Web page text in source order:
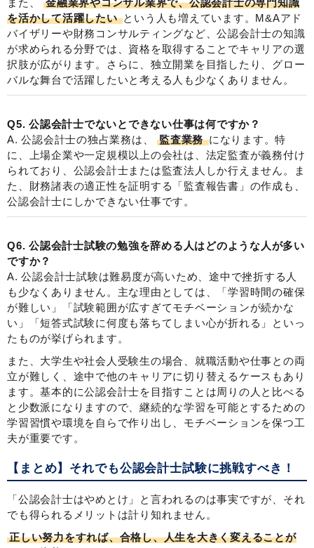
また、
金融業界やコンサル業界で、公認会計士の専門知識
を活かして活躍したい という人も増えています。M&Aアド
バイザリーや財務コンサルティングなど、公認会計士の知識
が求められる分野では、資格を取得することでキャリアの選
択肢が広がります。さらに、独立開業を目指したり、グロー
バルな舞台で活躍したいと考える人も少なくありません。
Q5. 公認会計士でないとできない仕事は何ですか？
A. 公認会計士の独占業務は、
監査業務になります。特
に、上場企業や一定規模以上の会社は、法定監査が義務付け
られており、公認会計士または監査法人しか行えません。ま
た、財務諸表の適正性を証明する「監査報告書」の作成も、
公認会計士にしかできない仕事です。
Q6. 公認会計士試験の勉強を辞める人はどのような人が多い
ですか？
A. 公認会計士試験は難易度が高いため、途中で挫折する人
も少なくありません。主な理由としては、「学習時間の確保
が難しい」「試験範囲が広すぎてモチベーションが続かな
い」「短答式試験に何度も落ちてしまい心が折れる」といっ
たものが挙げられます。
また、大学生や社会人受験生の場合、就職活動や仕事との両
立が難しく、途中で他のキャリアに切り替えるケースもあり
ます。基本的に公認会計士を目指すことは周りの人と比べる
と少数派になりますので、継続的な学習を可能とするための
学習習慣や環境を自らで作り出し、モチベーションを保つ工
夫が重要です。
【まとめ】それでも公認会計士試験に挑戦すべき！
「公認会計士はやめとけ」と言われるのは事実ですが、それ
でも得られるメリットは計り知れません。
正しい努力をすれば、合格し、人生を大きく変えることが